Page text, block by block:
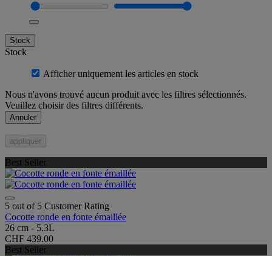
Stock
Stock
Afficher uniquement les articles en stock
Nous n'avons trouvé aucun produit avec les filtres sélectionnés.
Veuillez choisir des filtres différents.
Annuler
appliquer
Best Seller
5 out of 5 Customer Rating
Cocotte ronde en fonte émaillée
26 cm - 5.3L
CHF 439.00
Best Seller